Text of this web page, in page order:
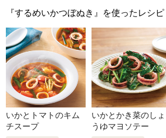
『するめいかつぼぬき』を使ったレシピ
いかとトマトのキム
チスープ
いかとかき菜のしょ
うゆマヨソテー